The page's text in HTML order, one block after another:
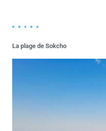
La plage de Sokcho